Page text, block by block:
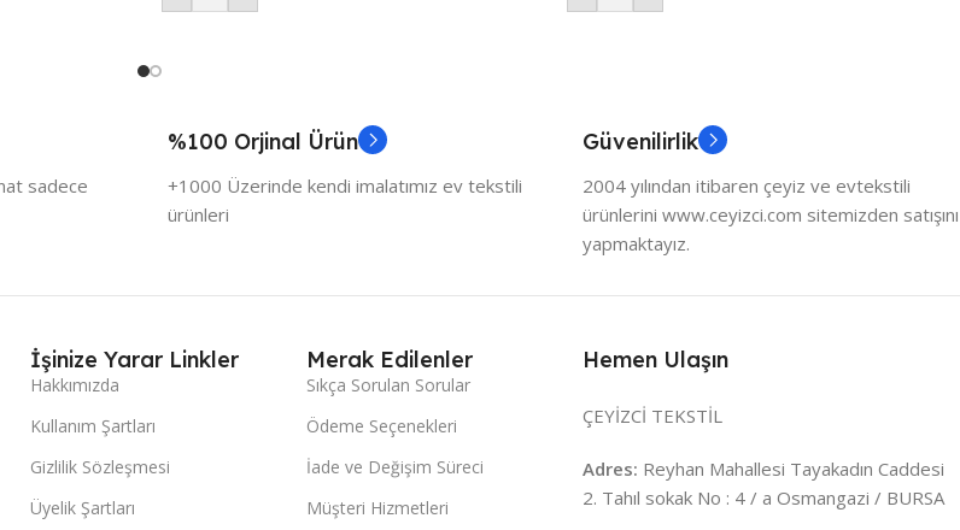
sadece
%100 Orjinal Ürün
+1000 Üzerinde kendi imalatımız ev tekstili
ürünleri
Güvenilirlik
2004 yılından itibaren çeyiz ve evtekstili
ürünlerini www.ceyizci.com sitemizden satışını
yapmaktayız.
İşinize Yarar Linkler
Hakkımızda
Kullanım Şartları
Gizlilik Sözleşmesi
Üyelik Şartları
Merak Edilenler
Sıkça Sorulan Sorular
Ödeme Seçenekleri
İade ve Değişim Süreci
Müşteri Hizmetleri
Hemen Ulaşın
ÇEYİZCİ TEKSTİL
Adres: Reyhan Mahallesi Tayakadın Caddesi
2. Tahıl sokak No : 4 / a Osmangazi / BURSA